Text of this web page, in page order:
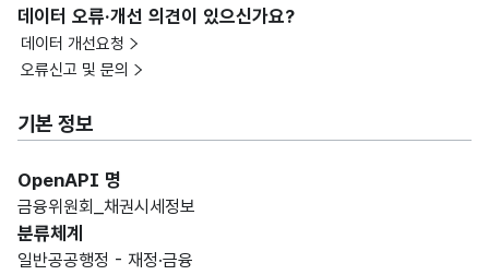
데이터 오류·개선 의견이 있으신가요?
데이터 개선요청
오류신고 및 문의
기본 정보
OpenAPI 명
금융위원회_채권시세정보
분류체계
일반공공행정 - 재정·금융